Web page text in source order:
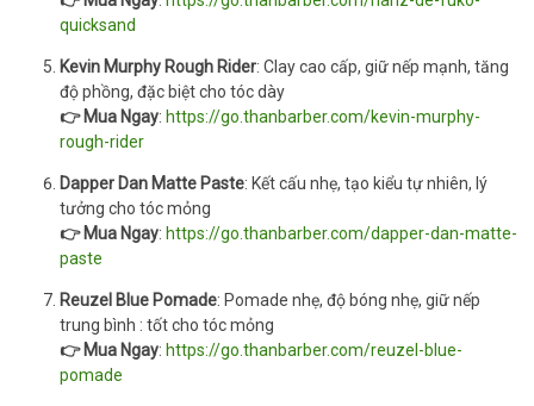
quicksand
Kevin Murphy Rough Rider: Clay cao cấp, giữ nếp mạnh, tăng
độ phồng, đặc biệt cho tóc dày
👉 Mua Ngay: https://go.thanbarber.com/kevin-murphy-
rough-rider
Dapper Dan Matte Paste: Kết cấu nhẹ, tạo kiểu tự nhiên, lý
tưởng cho tóc mỏng
👉 Mua Ngay: https://go.thanbarber.com/dapper-dan-matte-
paste
Reuzel Blue Pomade: Pomade nhẹ, độ bóng nhẹ, giữ nếp
trung bình : tốt cho tóc mỏng
👉 Mua Ngay: https://go.thanbarber.com/reuzel-blue-
pomade